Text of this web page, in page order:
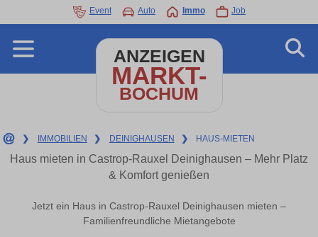
Event Auto Immo Job
ANZEIGEN
MARKT-
BOCHUM
❯ IMMOBILIEN ❯ DEINIGHAUSEN ❯ HAUS-MIETEN
Haus mieten in Castrop-Rauxel Deinighausen – Mehr Platz
& Komfort genießen
Jetzt ein Haus in Castrop-Rauxel Deinighausen mieten –
Familienfreundliche Mietangebote